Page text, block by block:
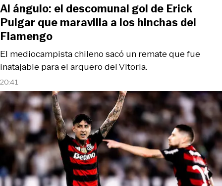
20:41
El mediocampista chileno sacó un remate que fue
inatajable para el arquero del Vitoria.
Al ángulo: el descomunal gol de Erick
Pulgar que maravilla a los hinchas del
Flamengo